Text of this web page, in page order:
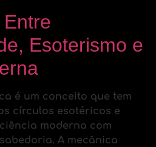
Esoterismo e
é um conceito que tem
círculos esotéricos e
moderna com
A mecânica